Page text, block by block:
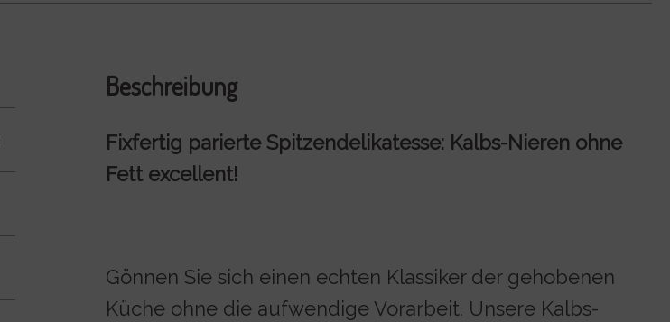
Beschreibung
Fixfertig parierte Spitzendelikatesse: Kalbs-Nieren ohne
Fett excellent!
Gönnen Sie sich einen echten Klassiker der gehobenen
Küche ohne die aufwendige Vorarbeit. Unsere Kalbs-